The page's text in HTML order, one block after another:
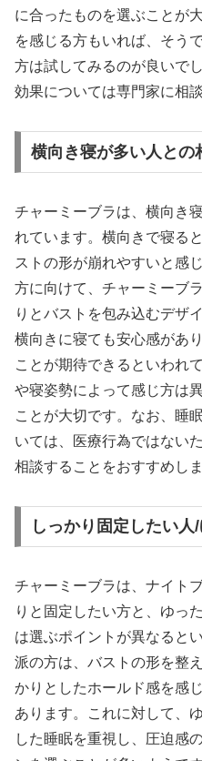
に合ったものを選ぶことが
を感じる方もいれば、そう
方は試してみるのが良いで
効果については専門家に相
横向き寝が多い人との
チャーミーブラは、横向き
れています。横向きで寝る
ストの形が崩れやすいと感
方に向けて、チャーミーブ
りとバストを包み込むデザ
横向きに寝ても安心感があ
ことが期待できるといわれ
や寝姿勢によって感じ方は
ことが大切です。なお、睡
いては、医療行為ではない
相談することをおすすめしま
しっかり固定したい
チャーミーブラは、ナイト
りと固定したい方と、ゆっ
は選ぶポイントが異なると
派の方は、バストの形を整
かりとしたホールド感を感
あります。これに対して、
した睡眠を重視し、圧迫感